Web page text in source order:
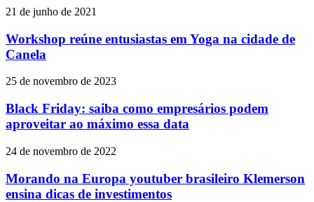
21 de junho de 2021
Workshop reúne entusiastas em Yoga na cidade de
Canela
25 de novembro de 2023
Black Friday: saiba como empresários podem
aproveitar ao máximo essa data
24 de novembro de 2022
Morando na Europa youtuber brasileiro Klemerson
ensina dicas de investimentos